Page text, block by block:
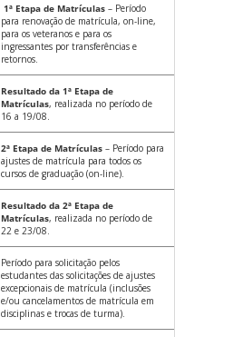
1ª Etapa de Matrículas– Período
para renovação de matrícula, on-line,
para os veteranos e para os
ingressantes por transferências e
retornos.
Resultado da 1ª Etapa de
Matrículas, realizada no período de
16 a 19/08.
2ª Etapa de Matrículas– Período para
ajustes de matrícula para todos os
cursos de graduação (on-line).
Resultado da 2ª Etapa de
Matrículas, realizada no período de
22 e 23/08.
Período para solicitação pelos
estudantes das solicitações de ajustes
excepcionais de matrícula (inclusões
e/ou cancelamentos de matrícula em
disciplinas e trocas de turma).